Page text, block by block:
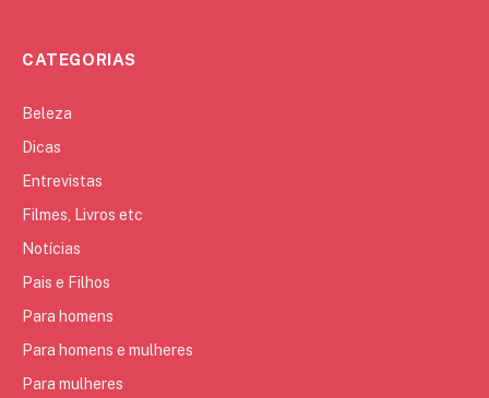
CATEGORIAS
Beleza
Dicas
Entrevistas
Filmes, Livros etc
Notícias
Pais e Filhos
Para homens
Para homens e mulheres
Para mulheres